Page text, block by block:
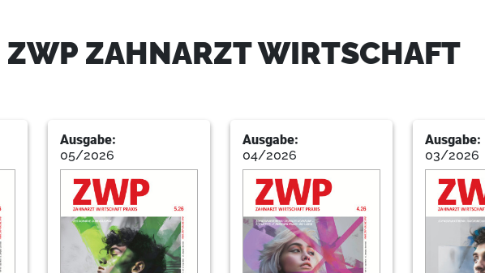
15NSK Europe GmbH
16
Erfolgreiche Werbekommunikation für die
Erfolg
ZWP ZAHNARZT WIRTSCHAFT
Ausgabe:
05/2026
Ausgabe:
04/2026
Ausgabe:
03/2026